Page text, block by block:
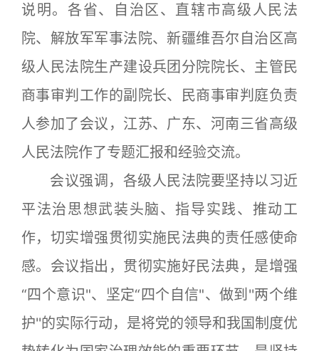
说明。各省、自治区、直辖市高级人民法
院、解放军军事法院、新疆维吾尔自治区高
级人民法院生产建设兵团分院院长、主管民
商事审判工作的副院长、民商事审判庭负责
人参加了会议，江苏、广东、河南三省高级
人民法院作了专题汇报和经验交流。
会议强调，各级人民法院要坚持以习近
平法治思想武装头脑、指导实践、推动工
作，切实增强贯彻实施民法典的责任感使命
感。会议指出，贯彻实施好民法典，是增强
“四个意识"、坚定“四个自信"、做到''两个维
护''的实际行动，是将党的领导和我国制度优